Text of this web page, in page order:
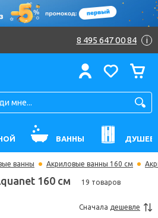
8 495 647 00 84 i
ВАННЫ
ванны Акриловые ванны 160 см
160 см 19 товаров
Сначала дешевле